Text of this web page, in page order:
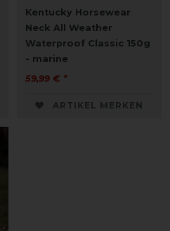
Kentucky Horsewear
Neck All Weather
Waterproof Classic 150g
- marine
59,99 € *
ARTIKEL MERKEN